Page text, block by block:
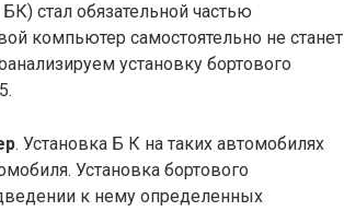
стал обязательной частью
компьютер самостоятельно не станет
установку бортового
. Установка Б К на таких автомобилях
Установка бортового
к нему определенных